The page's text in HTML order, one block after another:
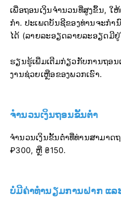
ເພື່ອຖອນເງິນຈຳນວນທີ່ສູງຂຶ້ນ, ໃ
ກຳ. ປະເພດບັນຊີຂອງທ່ານຈະກຳ
ໄດ້ (ລາຍລະອຽດລາຍລະອຽດມີ
ຮຽນຮູ້ເພີ່ມເຕີມກ່ຽວກັບການຖອ
ງານຊ່ວຍເຫຼືອຂອງພວກເຮົາ.
ຈຳນວນເງິນຖອນຂັ້ນຕ່ຳ
ຈຳນວນເງິນຂັ້ນຕ່ຳທີ່ທ່ານສາມາດ
₽300, ຫຼື ₴150.
ບໍ່ມີຄ່າທຳນຽມການຝາກ ແລ